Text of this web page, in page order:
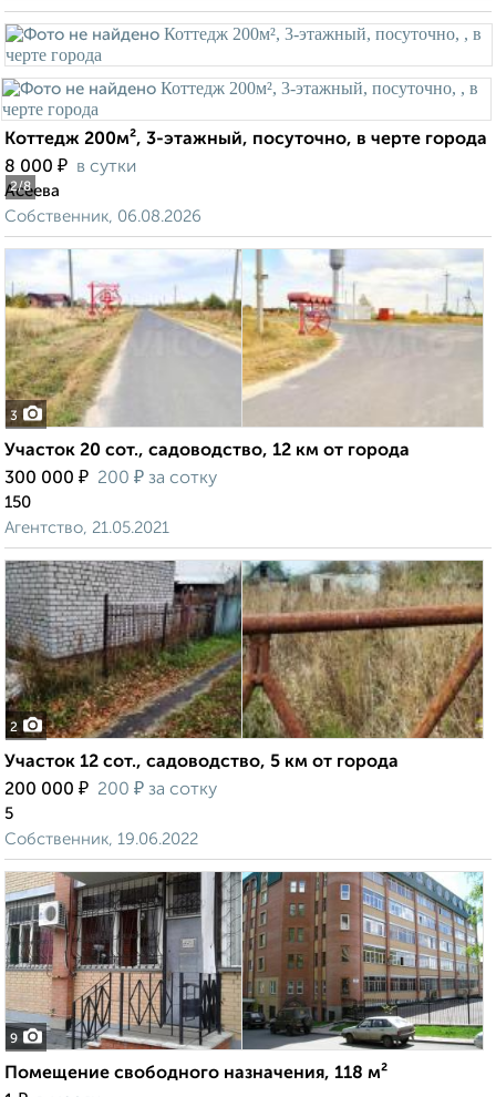
2/8
Коттедж 200м², 3-этажный, посуточно, в черте города
8 000 ₽ в сутки
Асеева
Собственник, 06.08.2026
3
Участок 20 сот., садоводство, 12 км от города
300 000 ₽ 200 ₽ за сотку
150
Агентство, 21.05.2021
2
Участок 12 сот., садоводство, 5 км от города
200 000 ₽ 200 ₽ за сотку
5
Собственник, 19.06.2022
9
Помещение свободного назначения, 118 м²